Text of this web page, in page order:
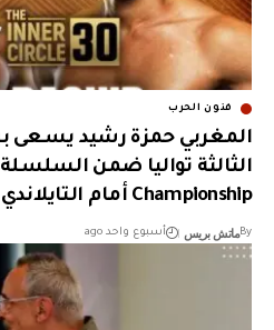
فنون الحرب
المغربي حمزة رشيد يسعى
Championship أمام التايلاندي ابيشارت بتت
Byماتش بريس أسبوع واحد ago